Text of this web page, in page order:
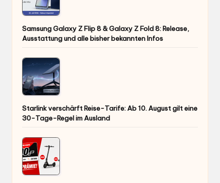
Samsung Galaxy Z Flip 8 & Galaxy Z Fold 8: Release,
Ausstattung und alle bisher bekannten Infos
Starlink verschärft Reise-Tarife: Ab 10. August gilt eine
30-Tage-Regel im Ausland